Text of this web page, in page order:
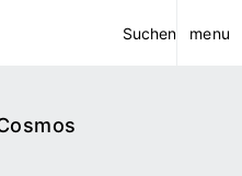
Suchen menu